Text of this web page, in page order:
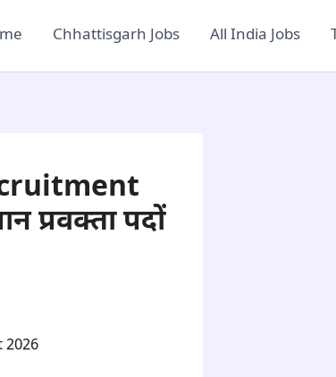
Chhattisgarh Jobs All India Jobs
प्रवक्ता पदों